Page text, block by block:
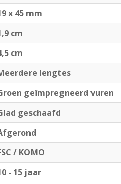
x 45 mm
cm
cm
lengtes
geïmpregneerd vuren
geschaafd
/ KOMO
- 15 jaar